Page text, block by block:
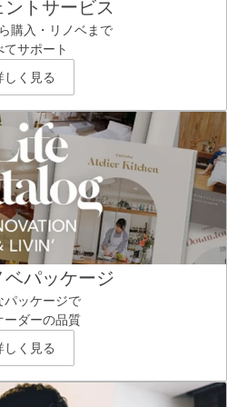
ントサービス
購入・リノベまで
てサポート
しく見る
ベパッケージ
パッケージで
ーダーの品質
しく見る